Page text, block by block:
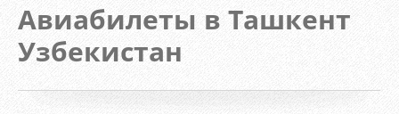
Авиабилеты в Ташкент
Узбекистан